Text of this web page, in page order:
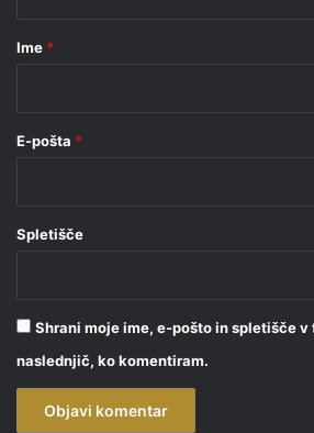
r
Ime *
E-pošta *
Spletišče
Shrani moje ime, e-pošto in spletišče v
naslednjič, ko komentiram.